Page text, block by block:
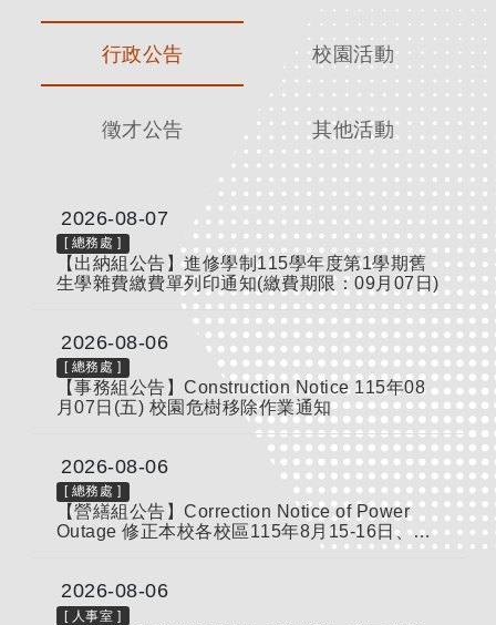
行政公告 校園活動
徵才公告 其他活動
2026-08-07
[ 總務處 ]
【出納組公告】進修學制115學年度第1學期舊
生學雜費繳費單列印通知(繳費期限：09月07日)
2026-08-06
[ 總務處 ]
【事務組公告】Construction Notice 115年08
月07日(五) 校園危樹移除作業通知
2026-08-06
[ 總務處 ]
【營繕組公告】Correction Notice of Power
Outage 修正本校各校區115年8月15-16日、22
2026-08-06
[ 人事室 ]